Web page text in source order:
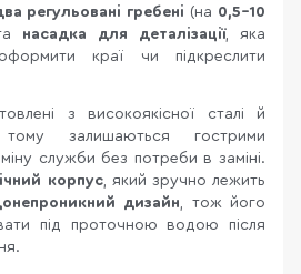
регульовані гребені (на 0,5–10
насадка для деталізації, яка
краї чи підкреслити
з високоякісної сталі й
залишаються гострими
служби без потреби в заміні.
корпус, який зручно лежить
дизайн, тож його
під проточною водою після